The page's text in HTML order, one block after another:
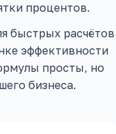
процентов.
быстрых расчётов
эффективности
просты, но
бизнеса.